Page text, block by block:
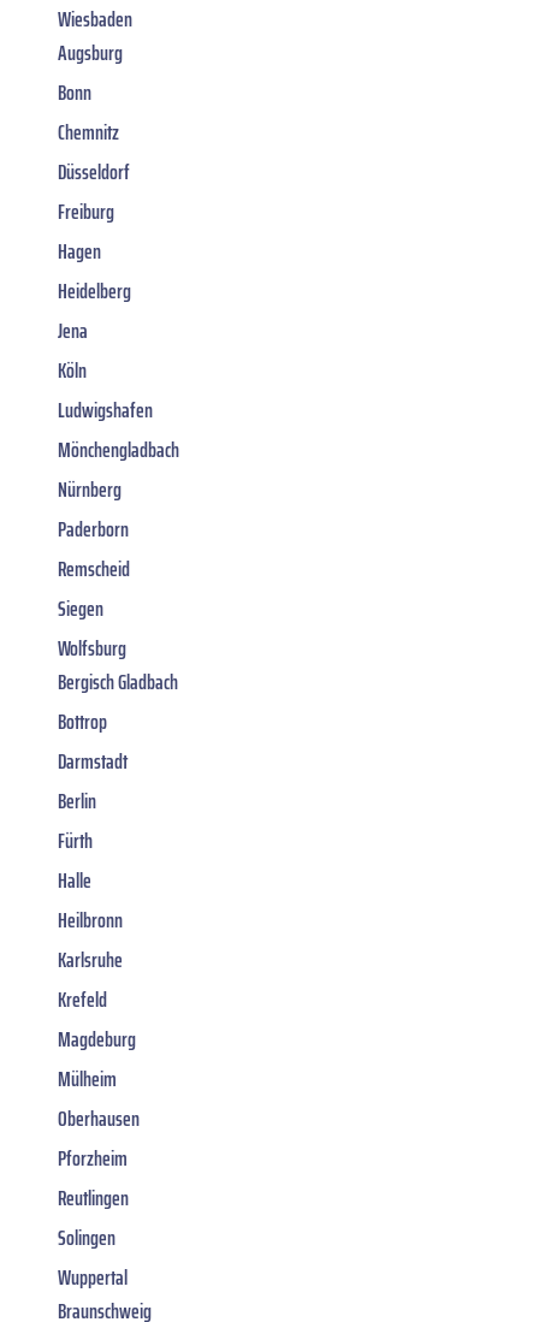
Wiesbaden
Augsburg
Bonn
Chemnitz
Düsseldorf
Freiburg
Hagen
Heidelberg
Jena
Köln
Ludwigshafen
Mönchengladbach
Nürnberg
Paderborn
Remscheid
Siegen
Wolfsburg
Bergisch Gladbach
Bottrop
Darmstadt
Berlin
Fürth
Halle
Heilbronn
Karlsruhe
Krefeld
Magdeburg
Mülheim
Oberhausen
Pforzheim
Reutlingen
Solingen
Wuppertal
Braunschweig